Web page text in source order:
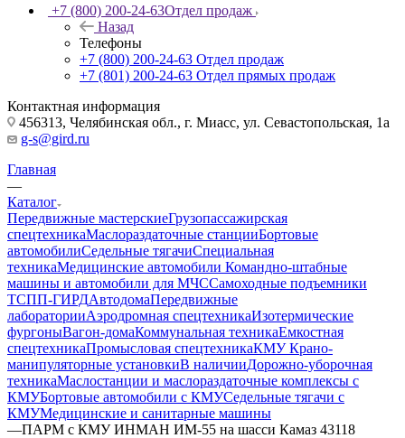
+7 (800) 200-24-63Отдел продаж
Назад
Телефоны
+7 (800) 200-24-63 Отдел продаж
+7 (801) 200-24-63 Отдел прямых продаж
Контактная информация
456313, Челябинская обл., г. Миасс, ул. Севастопольская, 1а
g-s@gird.ru
Главная
—
Каталог
Передвижные мастерскиеГрузопассажирская
спецтехникаМаслораздаточные станцииБортовые
автомобилиСедельные тягачиСпециальная
техникаМедицинские автомобили Командно-штабные
машины и автомобили для МЧССамоходные подъемники
ТСПП-ГИРДАвтодомаПередвижные
лабораторииАэродромная спецтехникаИзотермические
фургоныВагон-домаКоммунальная техникаЕмкостная
спецтехникаПромысловая спецтехникаКМУ Крано-
манипуляторные установкиВ наличииДорожно-уборочная
техникаМаслостанции и маслораздаточные комплексы с
КМУБортовые автомобили с КМУСедельные тягачи с
КМУМедицинские и санитарные машины
—ПАРМ с КМУ ИНМАН ИМ-55 на шасси Камаз 43118